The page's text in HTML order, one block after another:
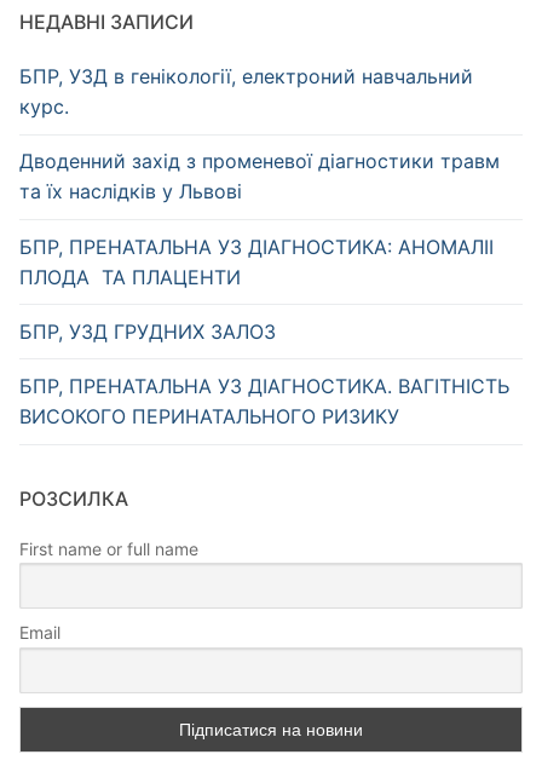
НЕДАВНІ ЗАПИСИ
БПР, УЗД в генікології, електроний навчальний
курс.
Дводенний захід з променевої діагностики травм
та їх наслідків у Львові
БПР, ПРЕНАТАЛЬНА УЗ ДІАГНОСТИКА: АНОМАЛІІ
ПЛОДА ТА ПЛАЦЕНТИ
БПР, УЗД ГРУДНИХ ЗАЛОЗ
БПР, ПРЕНАТАЛЬНА УЗ ДІАГНОСТИКА. ВАГІТНІСТЬ
ВИСОКОГО ПЕРИНАТАЛЬНОГО РИЗИКУ
РОЗСИЛКА
First name or full name
Email